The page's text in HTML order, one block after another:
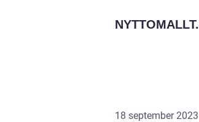
NYTTOMALLT.
18 september 2023